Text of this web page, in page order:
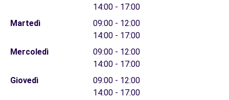
14:00 - 17:00
Martedì
09:00 - 12:00
14:00 - 17:00
Mercoledì
09:00 - 12:00
14:00 - 17:00
Giovedì
09:00 - 12:00
14:00 - 17:00